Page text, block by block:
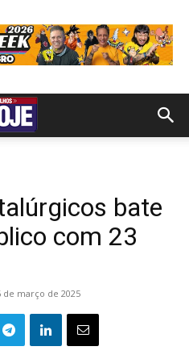
bate
com 23
de março de 2025